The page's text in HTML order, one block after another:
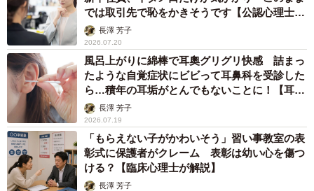
では取引先で恥をかきそうです【公認心理士が
解説】長澤 芳子
2026.07.20
風呂上がりに綿棒で耳奧グリグリ快感 詰まっ
たような自覚症状にビビって耳鼻科を受診した
ら…積年の耳垢がとんでもないことに！【耳鼻
咽喉科専門医が解説】
長澤 芳子
2026.07.19
「もらえない子がかわいそう」習い事教室の表
彰式に保護者がクレーム 表彰は幼い心を傷つ
ける？【臨床心理士が解説】
長澤 芳子